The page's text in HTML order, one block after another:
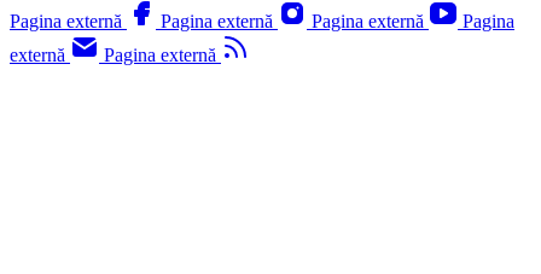
Pagina externă
Pagina externă Pagina externă
Pagina
externă
Pagina externă